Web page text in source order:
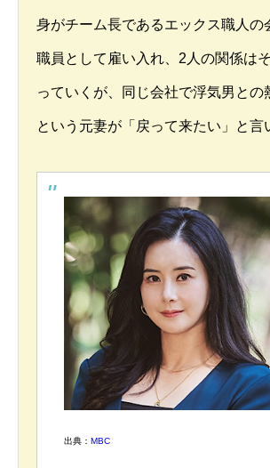
身がチーム長であるエックス職人の
職員として雇い入れ、2人の関係は
っていくが、同じ会社で浮気男との
という元妻が「戻って来たい」と言
出典： MBC